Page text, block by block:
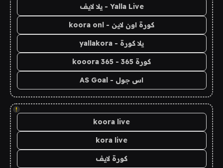
Yalla Live - يلا لايف
كورة اون لاين - koora onl
يلا كورة - yallakora
كورة 365 - kooora 365
اس جول - AS Goal
!
koora live
kora live
كورة لايف